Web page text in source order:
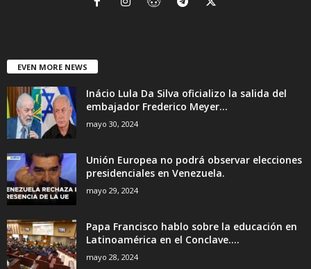
EVEN MORE NEWS
Inácio Lula Da Silva oficializo la salida del
embajador Frederico Meyer...
mayo 30, 2024
Unión Europea no podrá observar elecciones
presidenciales en Venezuela.
mayo 29, 2024
Papa Francisco hablo sobre la educación en
Latinoamérica en el Conclave....
mayo 28, 2024